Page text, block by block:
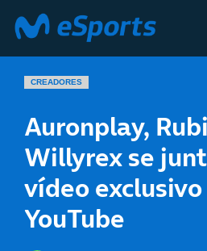
CREADORES
Auronplay,
Willyrex se
vídeo
YouTube